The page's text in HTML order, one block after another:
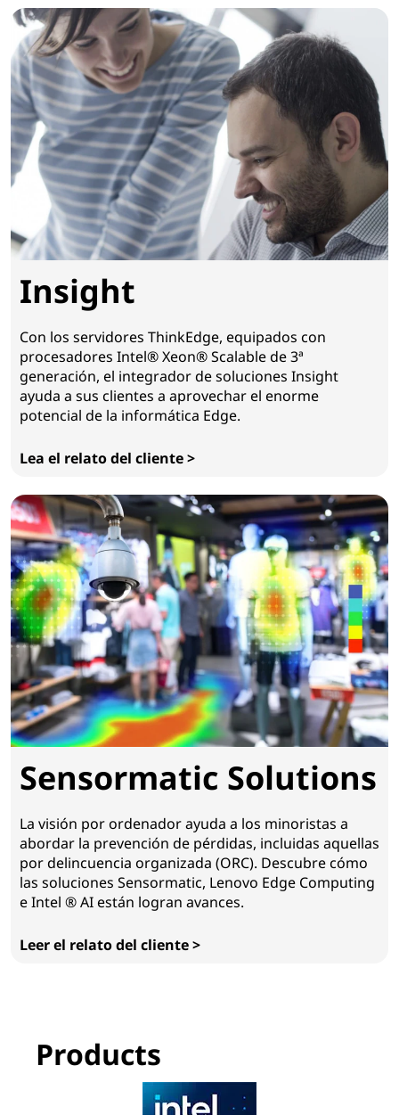
Insight
Con los servidores ThinkEdge, equipados con
procesadores Intel® Xeon® Scalable de 3ª
generación, el integrador de soluciones Insight
ayuda a sus clientes a aprovechar el enorme
potencial de la informática Edge.
Lea el relato del cliente >
Sensormatic Solutions
La visión por ordenador ayuda a los minoristas a
abordar la prevención de pérdidas, incluidas aquellas
por delincuencia organizada (ORC). Descubre cómo
las soluciones Sensormatic, Lenovo Edge Computing
e Intel ® AI están logran avances.
Leer el relato del cliente >
Products